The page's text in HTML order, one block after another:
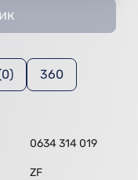
360
0634 314 019
ZF